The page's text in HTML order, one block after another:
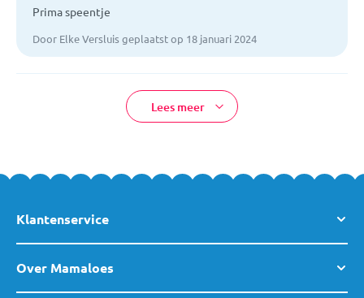
Prima speentje
Door Elke Versluis geplaatst op 18 januari 2024
Lees meer
Klantenservice
Over Mamaloes